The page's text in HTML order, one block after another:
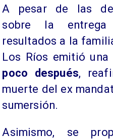
A pesar de las
sobre la
resultados a la
Los Ríos emitió una
poco después,
muerte del ex
sumersión.
Asimismo, se